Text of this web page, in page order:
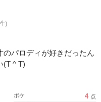
)
パロディが好きだったん
(T ^ T)
ボケ 4 点